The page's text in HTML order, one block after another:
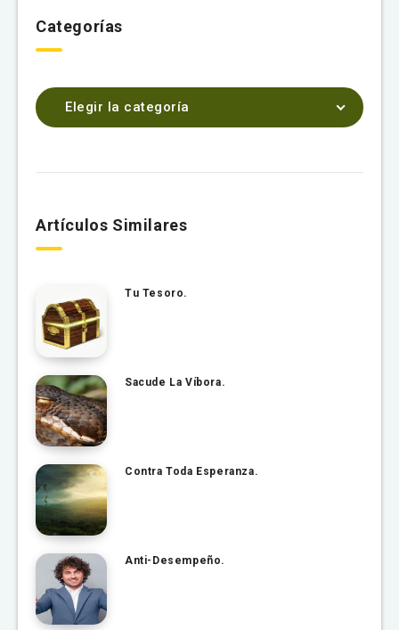
Categorías
Elegir la categoría
Artículos Similares
Tu Tesoro.
Sacude La Víbora.
Contra Toda Esperanza.
Anti-Desempeño.